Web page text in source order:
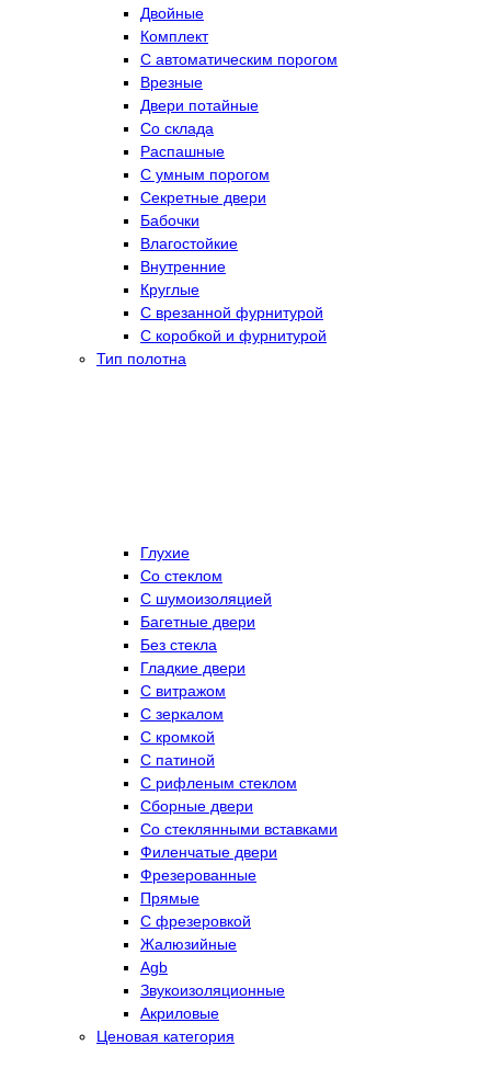
Двойные
Комплект
С автоматическим порогом
Врезные
Двери потайные
Со склада
Распашные
С умным порогом
Секретные двери
Бабочки
Влагостойкие
Внутренние
Круглые
С врезанной фурнитурой
С коробкой и фурнитурой
Тип полотна
Глухие
Со стеклом
C шумоизоляцией
Багетные двери
Без стекла
Гладкие двери
С витражом
С зеркалом
С кромкой
С патиной
С рифленым стеклом
Сборные двери
Со стеклянными вставками
Филенчатые двери
Фрезерованные
Прямые
С фрезеровкой
Жалюзийные
Agb
Звукоизоляционные
Акриловые
Ценовая категория